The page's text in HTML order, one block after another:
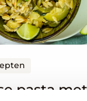
pasta met